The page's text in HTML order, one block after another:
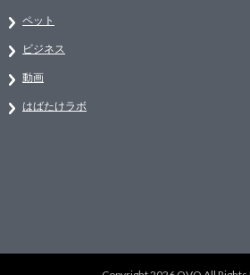
ペット
ビジネス
動画
はばたけラボ